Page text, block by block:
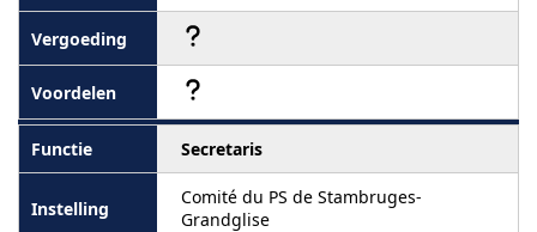
Secretaris
Comité du PS de Stambruges-
Grandglise